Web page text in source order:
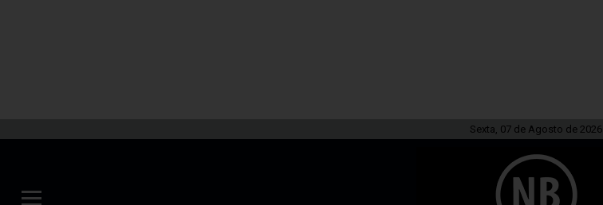
Sexta, 07 de Agosto de 2026